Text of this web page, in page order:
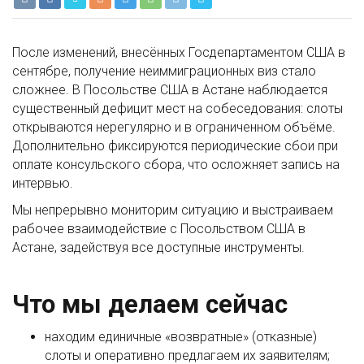
После изменений, внесённых Госдепартаментом США в
сентябре, получение неиммиграционных виз стало
сложнее. В Посольстве США в Астане наблюдается
существенный дефицит мест на собеседования: слоты
открываются нерегулярно и в ограниченном объёме.
Дополнительно фиксируются периодические сбои при
оплате консульского сбора, что осложняет запись на
интервью.
Мы непрерывно мониторим ситуацию и выстраиваем
рабочее взаимодействие с Посольством США в
Астане, задействуя все доступные инструменты.
Что мы делаем сейчас
находим единичные «возвратные» (отказные)
слоты и оперативно предлагаем их заявителям;